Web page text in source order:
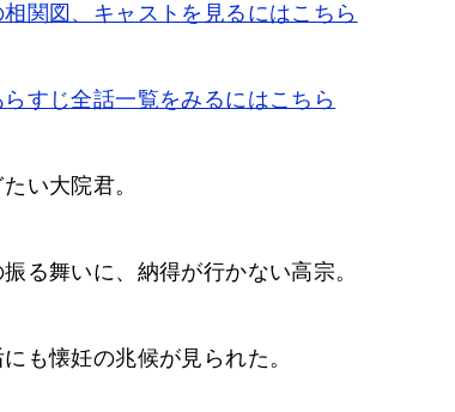
相関図、キャストを見るにはこちら
らすじ全話一覧をみるにはこちら
い大院君。
る舞いに、納得が行かない高宗。
も懐妊の兆候が見られた。